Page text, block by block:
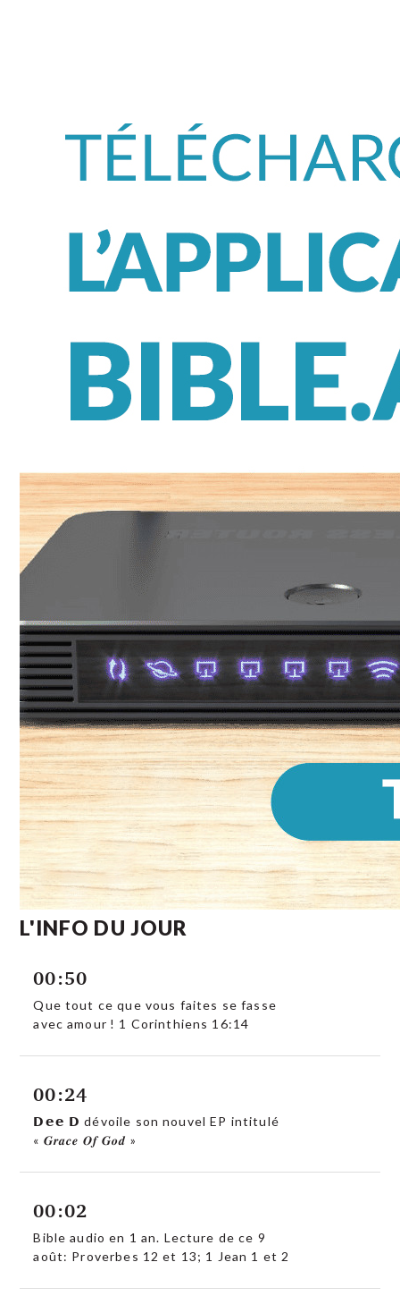
L'INFO DU JOUR
00:50
Que tout ce que vous faites se fasse
avec amour ! 1 Corinthiens 16:14
00:24
𝗗𝗲𝗲 𝗗 dévoile son nouvel EP intitulé
« 𝑮𝒓𝒂𝒄𝒆 𝑶𝒇 𝑮𝒐𝒅 »
00:02
Bible audio en 1 an. Lecture de ce 9
août: Proverbes 12 et 13; 1 Jean 1 et 2